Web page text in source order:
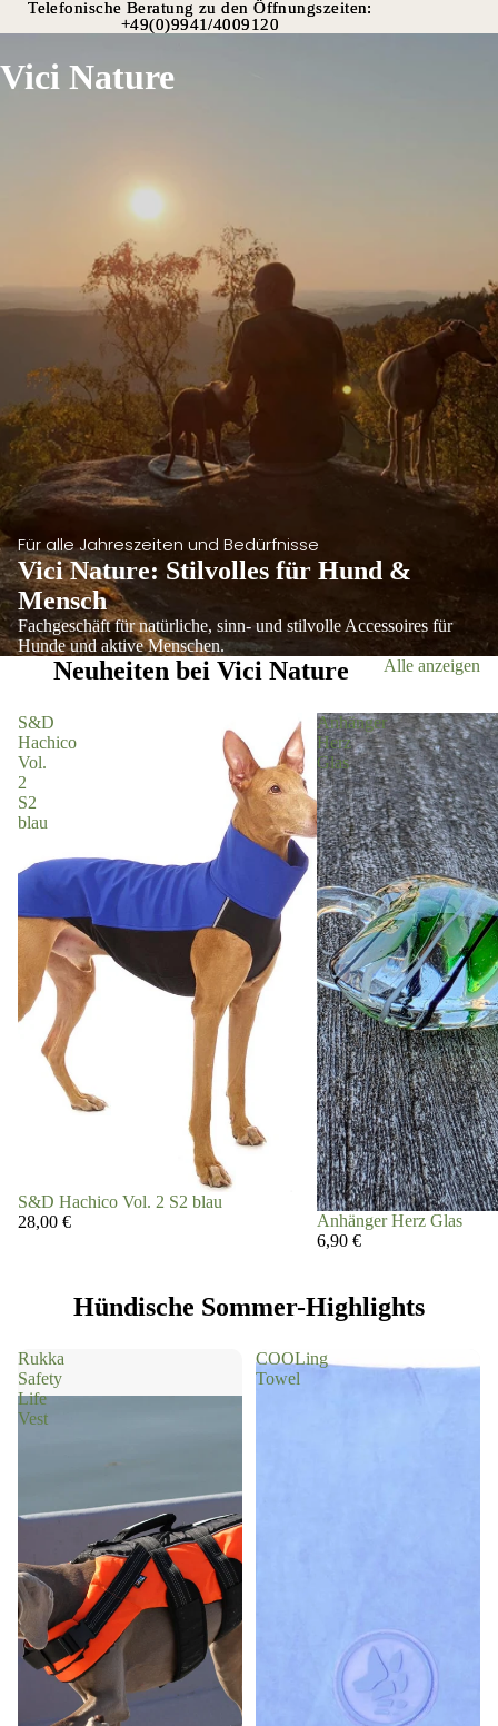
Telefonische Beratung zu den Öffnungszeiten:
+49(0)9941/4009120
Telefonische Beratung zu den Öffnungszeiten:
+49(0)9941/4009120
Vici Nature
Für alle Jahreszeiten und Bedürfnisse
Vici Nature: Stilvolles für Hund &
Mensch
Fachgeschäft für natürliche, sinn- und stilvolle Accessoires für
Hunde und aktive Menschen.
Neuheiten bei Vici Nature Alle anzeigen
S&D
Hachico
Vol.
2
S2
blau
S&D Hachico Vol. 2 S2 blau
28,00 €
Anhänger
Herz
Glas
Anhänger Herz Glas
6,90 €
Hündische Sommer-Highlights
Rukka
Safety
Life
Vest
COOLing
Towel